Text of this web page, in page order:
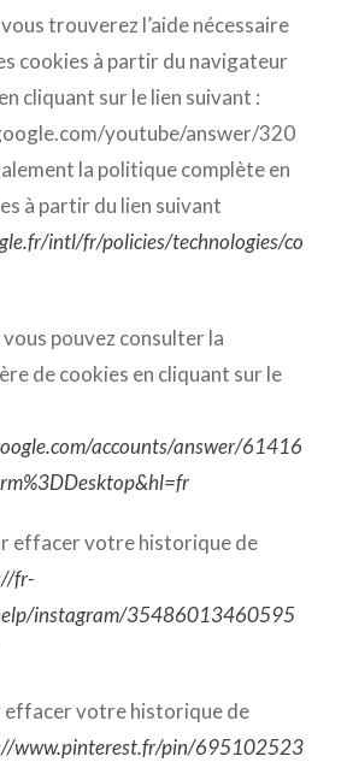
trouverez l’aide nécessaire
cookies à partir du navigateur
cliquant sur le lien suivant :
youtube/answer/320
la politique complète en
à partir du lien suivant
intl/fr/policies/technologies/co
pouvez consulter la
de cookies en cliquant sur le
accounts/answer/61416
effacer votre historique de
fr-
instagram/35486013460595
effacer votre historique de
www.pinterest.fr/pin/695102523